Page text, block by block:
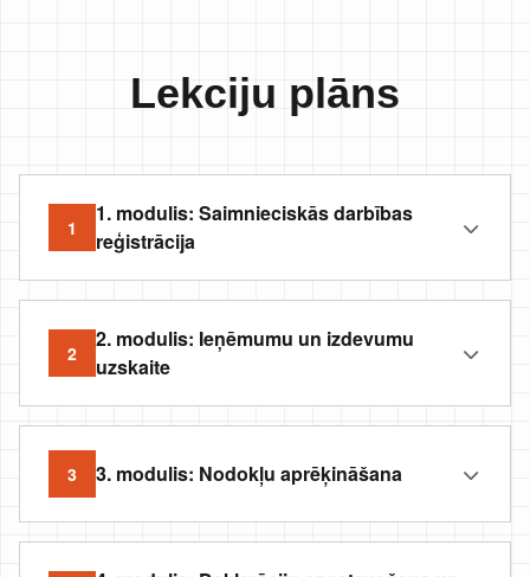
Lekciju plāns
1
1. modulis: Saimnieciskās darbības
reģistrācija
2
2. modulis: Ieņēmumu un izdevumu
uzskaite
3 3. modulis: Nodokļu aprēķināšana